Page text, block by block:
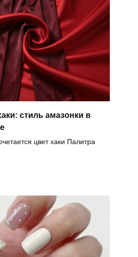
стиль амазонки в
цвет хаки Палитра